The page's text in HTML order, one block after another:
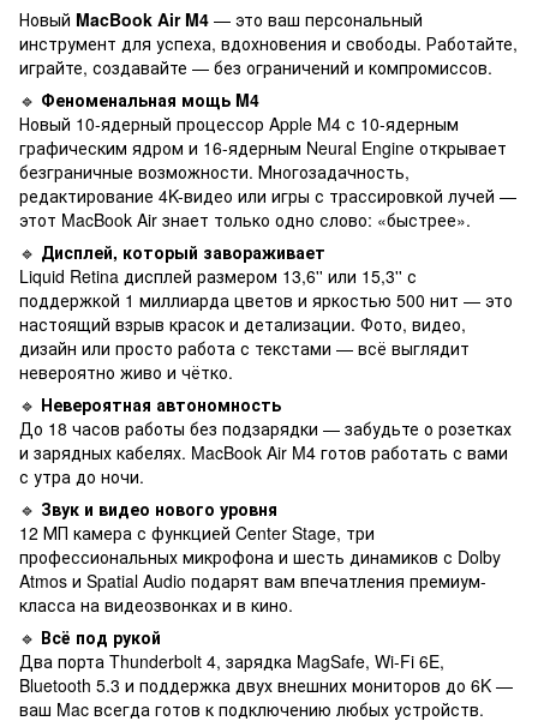
Новый MacBook Air M4 — это ваш персональный
инструмент для успеха, вдохновения и свободы. Работайте,
играйте, создавайте — без ограничений и компромиссов.
🔹 Феноменальная мощь M4
Новый 10-ядерный процессор Apple M4 с 10-ядерным
графическим ядром и 16-ядерным Neural Engine открывает
безграничные возможности. Многозадачность,
редактирование 4K-видео или игры с трассировкой лучей —
этот MacBook Air знает только одно слово: «быстрее».
🔹 Дисплей, который завораживает
Liquid Retina дисплей размером 13,6'' или 15,3'' с
поддержкой 1 миллиарда цветов и яркостью 500 нит — это
настоящий взрыв красок и детализации. Фото, видео,
дизайн или просто работа с текстами — всё выглядит
невероятно живо и чётко.
🔹 Невероятная автономность
До 18 часов работы без подзарядки — забудьте о розетках
и зарядных кабелях. MacBook Air M4 готов работать с вами
с утра до ночи.
🔹 Звук и видео нового уровня
12 МП камера с функцией Center Stage, три
профессиональных микрофона и шесть динамиков с Dolby
Atmos и Spatial Audio подарят вам впечатления премиум-
класса на видеозвонках и в кино.
🔹 Всё под рукой
Два порта Thunderbolt 4, зарядка MagSafe, Wi-Fi 6E,
Bluetooth 5.3 и поддержка двух внешних мониторов до 6K —
ваш Mac всегда готов к подключению любых устройств.